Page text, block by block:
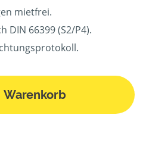
mietfrei.
DIN 66399 (S2/P4).
Warenkorb